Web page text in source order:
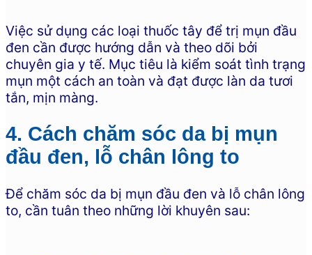
Việc sử dụng các loại thuốc tây để trị mụn đầu
đen cần được hướng dẫn và theo dõi bởi
chuyên gia y tế. Mục tiêu là kiểm soát tình trạng
mụn một cách an toàn và đạt được làn da tươi
tắn, mịn màng.
4. Cách chăm sóc da bị mụn
đầu đen, lỗ chân lông to
Để chăm sóc da bị mụn đầu đen và lỗ chân lông
to, cần tuân theo những lời khuyên sau: